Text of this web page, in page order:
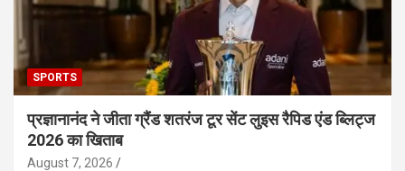
SPORTS
प्रज्ञानानंद ने जीता ग्रैंड शतरंज टूर सेंट लुइस रैपिड एंड ब्लिट्ज
2026 का खिताब
August 7, 2026